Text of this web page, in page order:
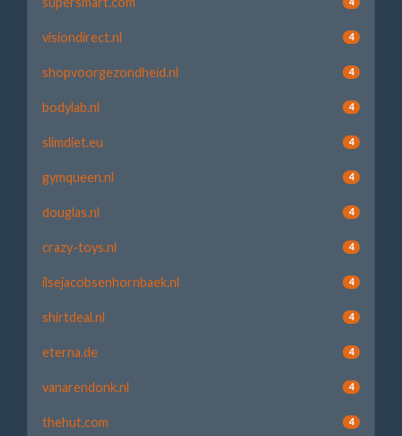
visiondirect.nl 4
shopvoorgezondheid.nl 4
bodylab.nl 4
slimdiet.eu 4
gymqueen.nl 4
douglas.nl 4
crazy-toys.nl 4
ilsejacobsenhornbaek.nl 4
shirtdeal.nl 4
eterna.de 4
vanarendonk.nl 4
thehut.com 4